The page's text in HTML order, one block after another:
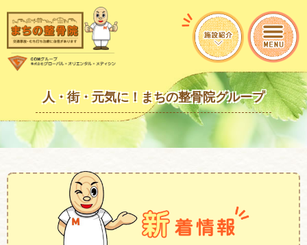
人・街・元気に！まちの整骨院グループ